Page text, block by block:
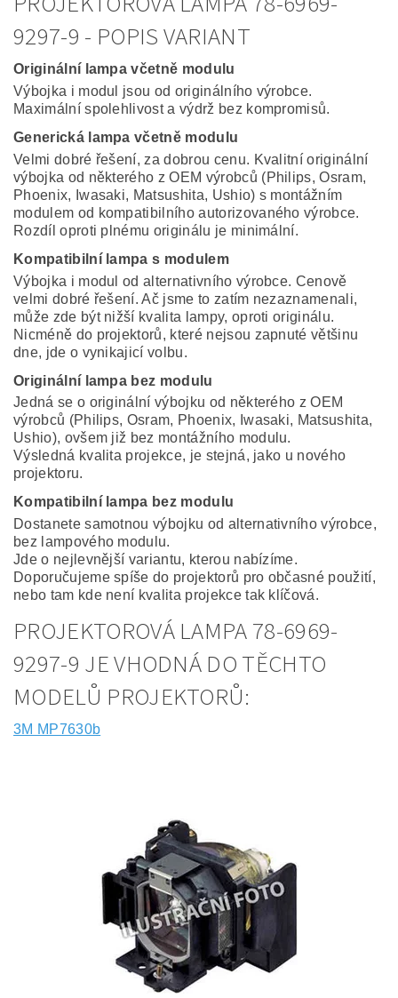
9297-9 - POPIS VARIANT
Originální lampa včetně modulu
Výbojka i modul jsou od originálního výrobce.
Maximální spolehlivost a výdrž bez kompromisů.
Generická lampa včetně modulu
Velmi dobré řešení, za dobrou cenu. Kvalitní originální
výbojka od některého z OEM výrobců (Philips, Osram,
Phoenix, Iwasaki, Matsushita, Ushio) s montážním
modulem od kompatibilního autorizovaného výrobce.
Rozdíl oproti plnému originálu je minimální.
Kompatibilní lampa s modulem
Výbojka i modul od alternativního výrobce. Cenově
velmi dobré řešení. Ač jsme to zatím nezaznamenali,
může zde být nižší kvalita lampy, oproti originálu.
Nicméně do projektorů, které nejsou zapnuté většinu
dne, jde o vynikajicí volbu.
Originální lampa bez modulu
Jedná se o originální výbojku od některého z OEM
výrobců (Philips, Osram, Phoenix, Iwasaki, Matsushita,
Ushio), ovšem již bez montážního modulu.
Výsledná kvalita projekce, je stejná, jako u nového
projektoru.
Kompatibilní lampa bez modulu
Dostanete samotnou výbojku od alternativního výrobce,
bez lampového modulu.
Jde o nejlevnější variantu, kterou nabízíme.
Doporučujeme spíše do projektorů pro občasné použití,
nebo tam kde není kvalita projekce tak klíčová.
PROJEKTOROVÁ LAMPA 78-6969-
9297-9 JE VHODNÁ DO TĚCHTO
MODELŮ PROJEKTORŮ:
3M MP7630b